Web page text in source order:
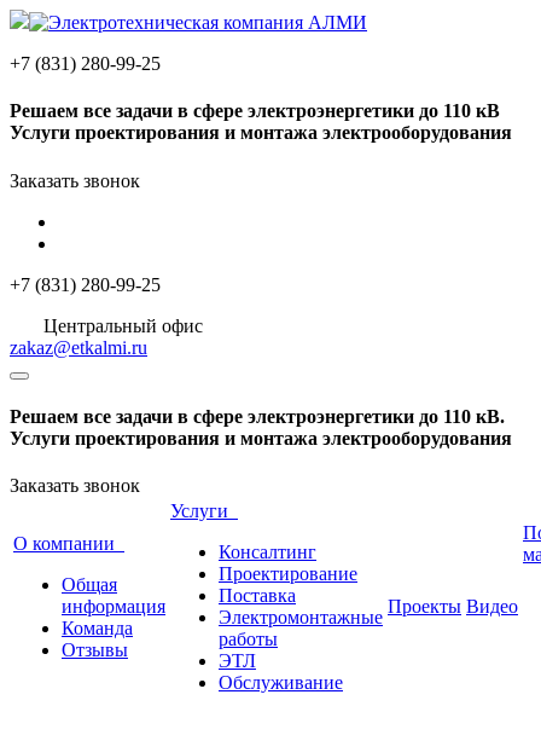
+7 (831) 280-99-25
Решаем все задачи в сфере электроэнергетики до 110 кВ
Услуги проектирования и монтажа электрооборудования
Заказать звонок
+7 (831) 280-99-25
Центральный офис
zakaz@etkalmi.ru
Решаем все задачи в сфере электроэнергетики до 110 кВ.
Услуги проектирования и монтажа электрооборудования
Заказать звонок
О компании
Общая
информация
Команда
Отзывы
Услуги
Консалтинг
Проектирование
Поставка
Электромонтажные
работы
ЭТЛ
Обслуживание
Проекты Видео